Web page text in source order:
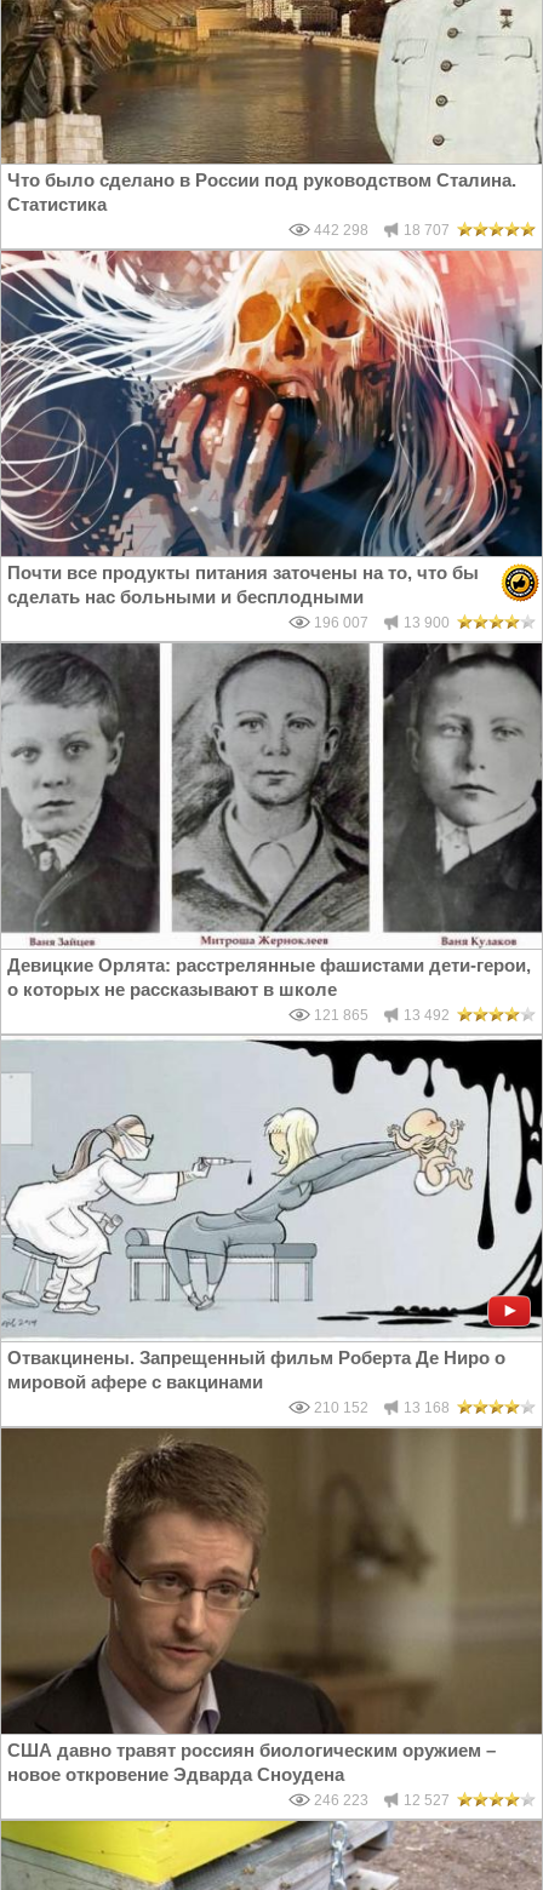
Что было сделано в России под руководством Сталина.
Статистика
442 298 18 707
Почти все продукты питания заточены на то, что бы
сделать нас больными и бесплодными
196 007 13 900
Девицкие Орлята: расстрелянные фашистами дети-герои,
о которых не рассказывают в школе
121 865 13 492
Отвакцинены. Запрещенный фильм Роберта Де Ниро о
мировой афере с вакцинами
210 152 13 168
США давно травят россиян биологическим оружием –
новое откровение Эдварда Сноудена
246 223 12 527